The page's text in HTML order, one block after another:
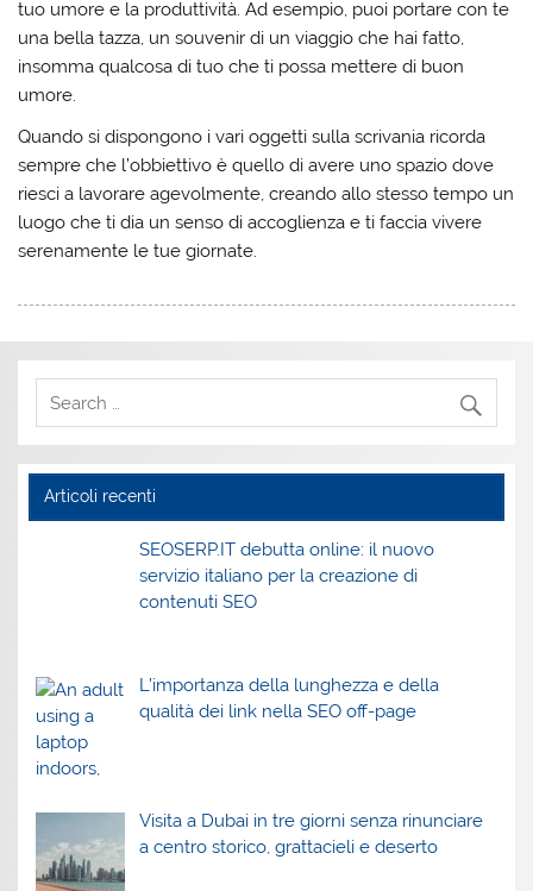
tuo umore e la produttività. Ad esempio, puoi portare con te
una bella tazza, un souvenir di un viaggio che hai fatto,
insomma qualcosa di tuo che ti possa mettere di buon
umore.
Quando si dispongono i vari oggetti sulla scrivania ricorda
sempre che l’obbiettivo è quello di avere uno spazio dove
riesci a lavorare agevolmente, creando allo stesso tempo un
luogo che ti dia un senso di accoglienza e ti faccia vivere
serenamente le tue giornate.
Articoli recenti
SEOSERP.IT debutta online: il nuovo
servizio italiano per la creazione di
contenuti SEO
L’importanza della lunghezza e della
qualità dei link nella SEO off-page
Visita a Dubai in tre giorni senza rinunciare
a centro storico, grattacieli e deserto